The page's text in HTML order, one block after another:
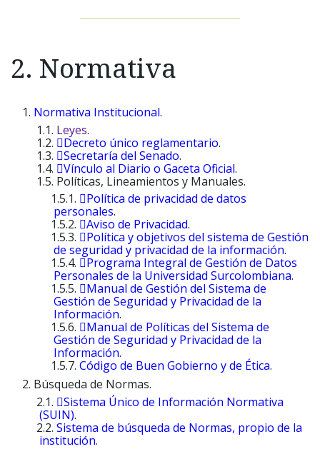
2. Normativa
Normativa Institucional.
Leyes.
Decreto único reglamentario.
Secretaría del Senado.
Vínculo al Diario o Gaceta Oficial.
Políticas, Lineamientos y Manuales.
Política de privacidad de datos
personales.
Aviso de Privacidad.
Política y objetivos del sistema de Gestión
de seguridad y privacidad de la información.
Programa Integral de Gestión de Datos
Personales de la Universidad Surcolombiana.
Manual de Gestión del Sistema de
Gestión de Seguridad y Privacidad de la
Información.
Manual de Políticas del Sistema de
Gestión de Seguridad y Privacidad de la
Información.
Código de Buen Gobierno y de Ética.
Búsqueda de Normas.
Sistema Único de Información Normativa
(SUIN).
Sistema de búsqueda de Normas, propio de la
institución.